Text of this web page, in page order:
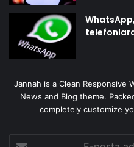
Jannah is a Clean Responsive
News and Blog theme.
completely customize